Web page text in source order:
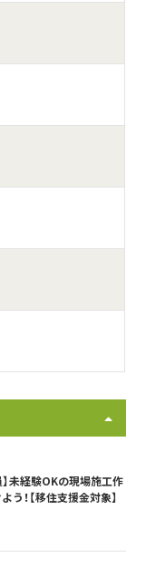
未経験OKの現場施工作
う！【移住支援金対象】